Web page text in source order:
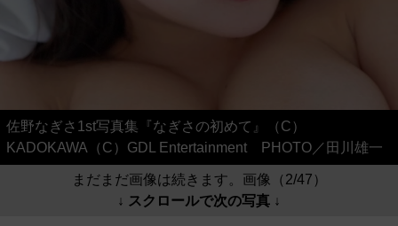
佐野なぎさ1st写真集『なぎさの初めて』（C）
KADOKAWA（C）GDL Entertainment PHOTO／田川雄一
まだまだ画像は続きます。画像（2/47）
↓ スクロールで次の写真 ↓